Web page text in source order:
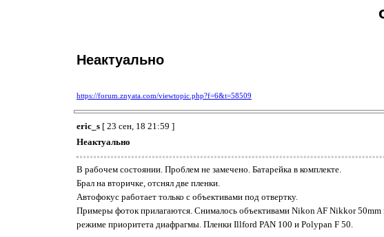
Неактуально
https://forum.znyata.com/viewtopic.php?f=6&t=58509
eric_s [ 23 сен, 18 21:59 ]
Неактуально
В рабочем состоянии. Проблем не замечено. Батарейка в комплекте.
Брал на вторичке, отснял две пленки.
Автофокус работает только с объективами под отвертку.
Примеры фоток прилагаются. Снималось объективами Nikon AF Nikkor 50mm
режиме приоритета диафрагмы. Пленки Illford PAN 100 и Polypan F 50.